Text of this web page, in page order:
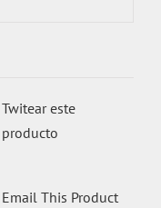
Twitear este
producto
Email This Product